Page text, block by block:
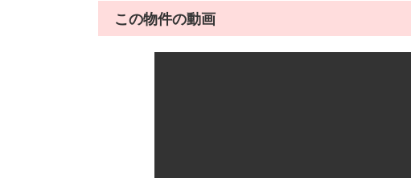
この物件の動画